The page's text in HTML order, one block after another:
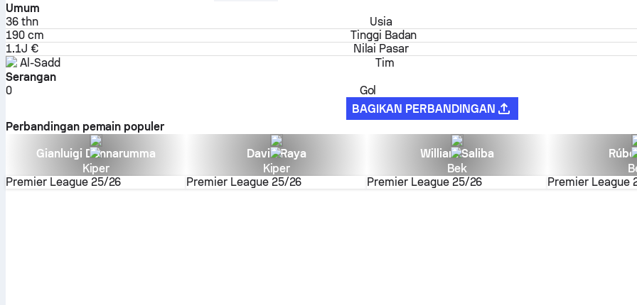
Umum
36 thn Usia
190 cm
Tinggi Badan
1.1J €
Nilai Pasar
Al-Sadd
Tim
Serangan
0
Gol
BAGIKAN PERBANDINGAN
Perbandingan pemain populer
Gianluigi Donnarumma
Kiper
Premier League 25/26
David Raya
Kiper
Premier League 25/26
William Saliba
Bek
Premier League 25/26
Premier League